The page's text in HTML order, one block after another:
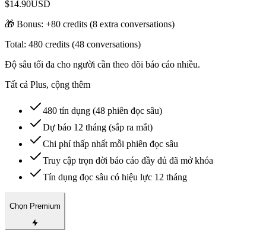
$14.90USD
🎁 Bonus: +80 credits (8 extra conversations)
Total: 480 credits (48 conversations)
Độ sâu tối đa cho người cần theo dõi báo cáo nhiều.
Tất cả Plus, cộng thêm
480 tín dụng (48 phiên đọc sâu)
Dự báo 12 tháng (sắp ra mắt)
Chi phí thấp nhất mỗi phiên đọc sâu
Truy cập trọn đời báo cáo đầy đủ đã mở khóa
Tín dụng đọc sâu có hiệu lực 12 tháng
Chọn Premium